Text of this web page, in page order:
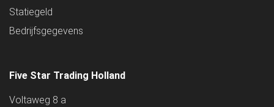
Statiegeld
Bedrijfsgegevens
Five Star Trading Holland
Voltaweg 8 a